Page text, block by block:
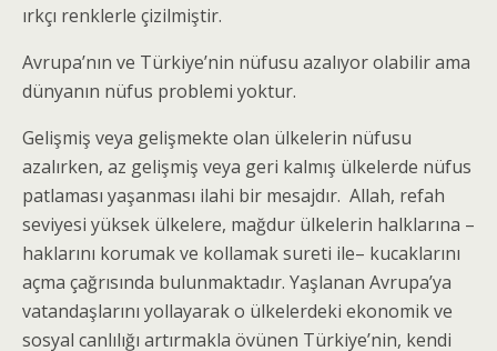
ırkçı renklerle çizilmiştir.
Avrupa’nın ve Türkiye’nin nüfusu azalıyor olabilir ama
dünyanın nüfus problemi yoktur.
Gelişmiş veya gelişmekte olan ülkelerin nüfusu
azalırken, az gelişmiş veya geri kalmış ülkelerde nüfus
patlaması yaşanması ilahi bir mesajdır. Allah, refah
seviyesi yüksek ülkelere, mağdur ülkelerin halklarına –
haklarını korumak ve kollamak sureti ile– kucaklarını
açma çağrısında bulunmaktadır. Yaşlanan Avrupa’ya
vatandaşlarını yollayarak o ülkelerdeki ekonomik ve
sosyal canlılığı artırmakla övünen Türkiye’nin, kendi